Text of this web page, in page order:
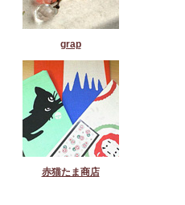
grap
赤猫たま商店